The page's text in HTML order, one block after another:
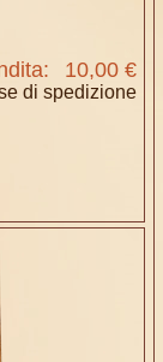
10,00 €
di spedizione